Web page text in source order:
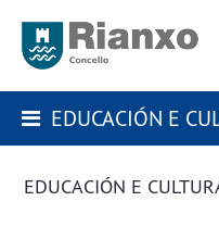
EDUCACIÓN E
EDUCACIÓN E